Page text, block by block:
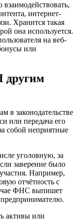
интернет-
Хранится такая
она используется.
на веб-
или
другим
в законодательстве
или передача его
собой неприятные
уголовную, за
заверение было
Например,
отчётность с
ФНС выпишет
активы или